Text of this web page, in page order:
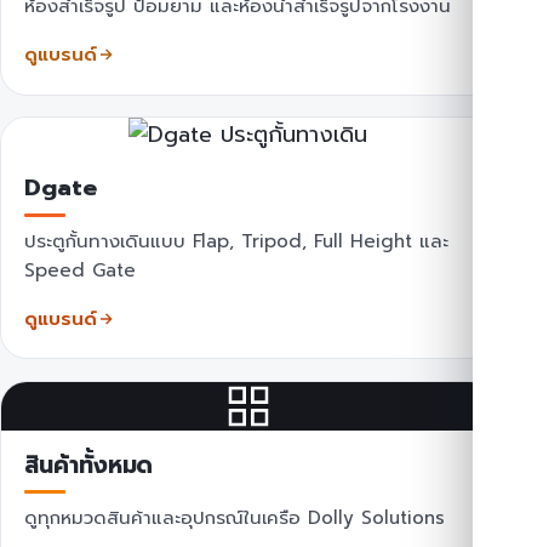
ห้องสำเร็จรูป ป้อมยาม และห้องน้ำสำเร็จรูปจากโรงงาน
ดูแบรนด์
Dgate
ประตูกั้นทางเดินแบบ Flap, Tripod, Full Height และ
Speed Gate
ดูแบรนด์
สินค้าทั้งหมด
ดูทุกหมวดสินค้าและอุปกรณ์ในเครือ Dolly Solutions